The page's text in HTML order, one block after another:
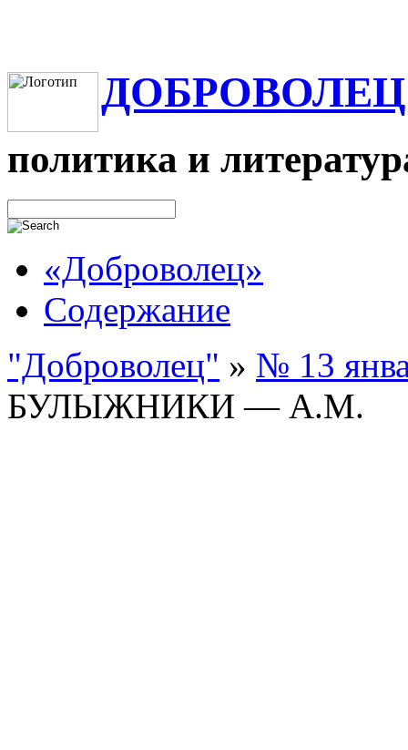
ДОБРОВОЛЕЦ
политика и
«Доброволец»
Содержание
"Доброволец" » № 13
БУЛЫЖНИКИ — A.M.